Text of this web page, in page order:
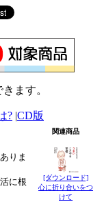
ます。
? |CD版
りま
に根
関連商品
[ダウンロード]
心に折り合いをつ
けて